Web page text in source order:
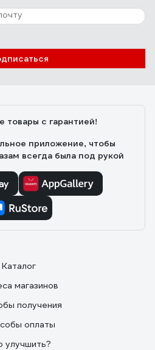
цена. Отличный вариант,
товары с гарантией!
приложение, чтобы
всегда была под рукой
Каталог
магазинов
получения
оплаты
улучшить?